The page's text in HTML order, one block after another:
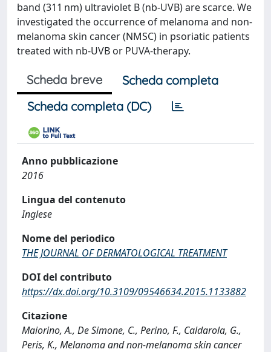
band (311 nm) ultraviolet B (nb-UVB) are scarce. We
investigated the occurrence of melanoma and non-
melanoma skin cancer (NMSC) in psoriatic patients
treated with nb-UVB or PUVA-therapy.
Scheda breve
Scheda completa
Scheda completa (DC)
Anno pubblicazione
2016
Lingua del contenuto
Inglese
Nome del periodico
THE JOURNAL OF DERMATOLOGICAL TREATMENT
DOI del contributo
https://dx.doi.org/10.3109/09546634.2015.1133882
Citazione
Maiorino, A., De Simone, C., Perino, F., Caldarola, G.,
Peris, K., Melanoma and non-melanoma skin cancer